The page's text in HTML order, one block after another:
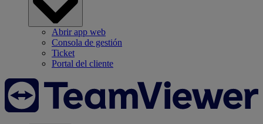
Abrir app web
Consola de gestión
Ticket
Portal del cliente